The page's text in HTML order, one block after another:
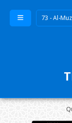
73 - Al-